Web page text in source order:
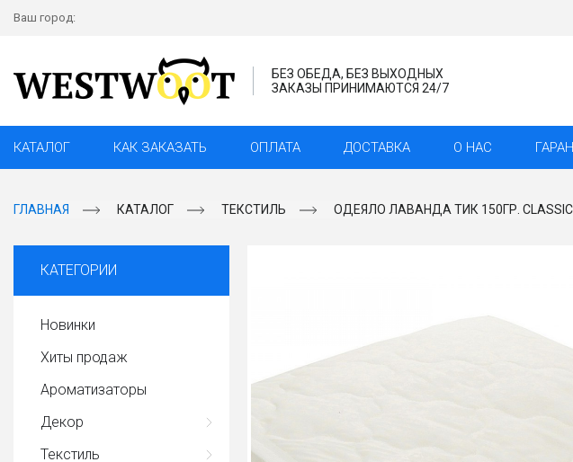
Ваш город:
БЕЗ ОБЕДА, БЕЗ ВЫХОДНЫХ
ЗАКАЗЫ ПРИНИМАЮТСЯ 24/7
КАТАЛОГ КАК ЗАКАЗАТЬ ОПЛАТА ДОСТАВКА О НАС
ГЛАВНАЯ КАТАЛОГ ТЕКСТИЛЬ ОДЕЯЛО ЛАВАНДА ТИК 150ГР. CLASSIC
КАТЕГОРИИ
Новинки
Хиты продаж
Ароматизаторы
Декор
Текстиль